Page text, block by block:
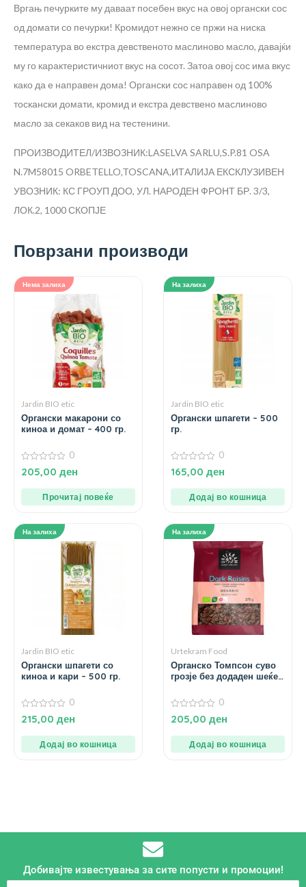
Вргањ печурките му даваат посебен вкус на овој органски сос
од домати со печурки! Кромидот нежно се пржи на ниска
температура во екстра девственото маслиново масло, давајќи
му го карактеристичниот вкус на сосот. Затоа овој сос има вкус
како да е направен дома! Органски сос направен од 100%
тоскански домати, кромид и екстра девствено маслиново
масло за секаков вид на тестенини.
ПРОИЗВОДИТЕЛ/ИЗВОЗНИК:LASELVA SARLU,S.P.81 OSA
N.7M58015 ORBETELLO,TOSCANA,ИТАЛИЈА ЕКСКЛУЗИВЕН
УВОЗНИК: КС ГРОУП ДОО, УЛ. НАРОДЕН ФРОНТ БР. 3/3,
ЛОК.2, 1000 СКОПЈЕ
Поврзани производи
Нема залиха
Jardin BIO etic
Органски макарони со
киноа и домат – 400 гр.
0
од
0
205,00 ден
Прочитај повеќе
На залиха
Jardin BIO etic
Органски шпагети – 500
гр.
0
од
0
165,00 ден
Додај во кошница
На залиха
Jardin BIO etic
Органски шпагети со
киноа и кари – 500 гр.
0
од
0
215,00 ден
Додај во кошница
На залиха
Urtekram Food
Органско Томпсон суво
грозје без додаден шеќер
0
од
0
205,00 ден
Додај во кошница
Добивајте известувања за сите попусти и промоции!